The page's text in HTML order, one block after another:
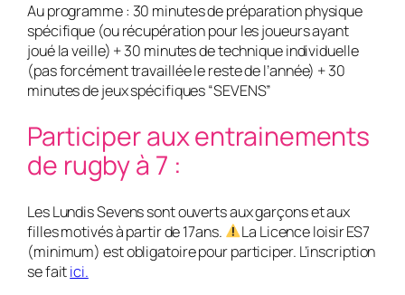
Au programme : 30 minutes de préparation physique
spécifique (ou récupération pour les joueurs ayant
joué la veille) + 30 minutes de technique individuelle
(pas forcément travaillée le reste de l’année) + 30
minutes de jeux spécifiques “SEVENS”
Participer aux entrainements
de rugby à 7 :
Les Lundis Sevens sont ouverts aux garçons et aux
filles motivés à partir de 17ans.
La Licence loisir ES7
(minimum) est obligatoire pour participer. L’inscription
se faitici.